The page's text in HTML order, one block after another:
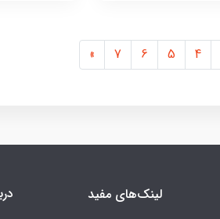
4
5
6
7
»
لینک‌های مفید